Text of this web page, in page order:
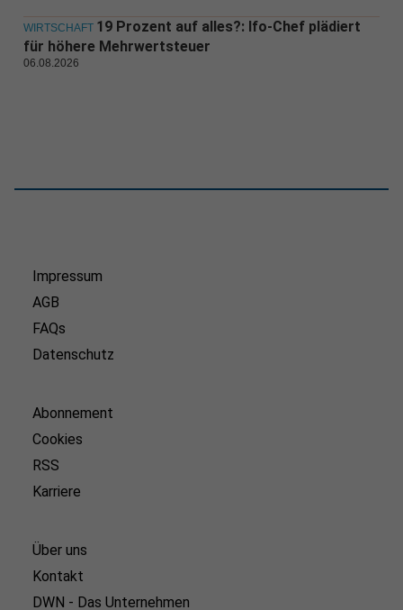
WIRTSCHAFT 19 Prozent auf alles?: Ifo-Chef plädiert
für höhere Mehrwertsteuer
06.08.2026
Impressum
AGB
FAQs
Datenschutz
Abonnement
Cookies
RSS
Karriere
Über uns
Kontakt
DWN - Das Unternehmen